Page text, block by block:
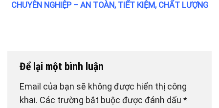
CHUYÊN NGHIỆP – AN TOÀN, TIẾT KIỆM, CHẤT LƯỢNG
Để lại một bình luận
Email của bạn sẽ không được hiển thị công
khai. Các trường bắt buộc được đánh dấu *